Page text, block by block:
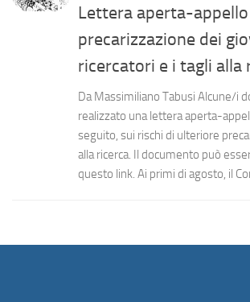
Lettera aperta-appello
precarizzazione dei
ricercatori e i tagli alla
Da Massimiliano Tabusi Alcune/i
realizzato una lettera aperta-
seguito, sui rischi di ulteriore
alla ricerca. Il documento può
questo link. Ai primi di agosto, il